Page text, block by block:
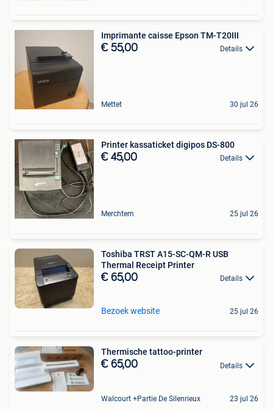
Imprimante caisse Epson TM-T20III
€ 55,00 Details
Mettet 30 jul 26
Printer kassaticket digipos DS-800
€ 45,00 Details
Merchtem 25 jul 26
Toshiba TRST A15-SC-QM-R USB
Thermal Receipt Printer
€ 65,00 Details
Bezoek website 25 jul 26
Thermische tattoo-printer
€ 65,00 Details
Walcourt +Partie De Silenrieux 23 jul 26